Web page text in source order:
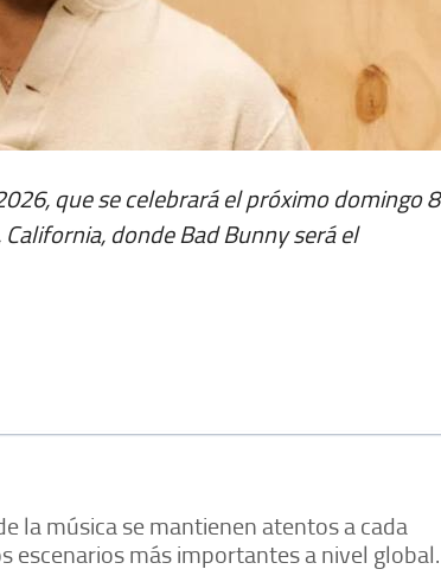
que se celebrará el próximo domingo 8
donde Bad Bunny será el
la música se mantienen atentos a cada
escenarios más importantes a nivel global.